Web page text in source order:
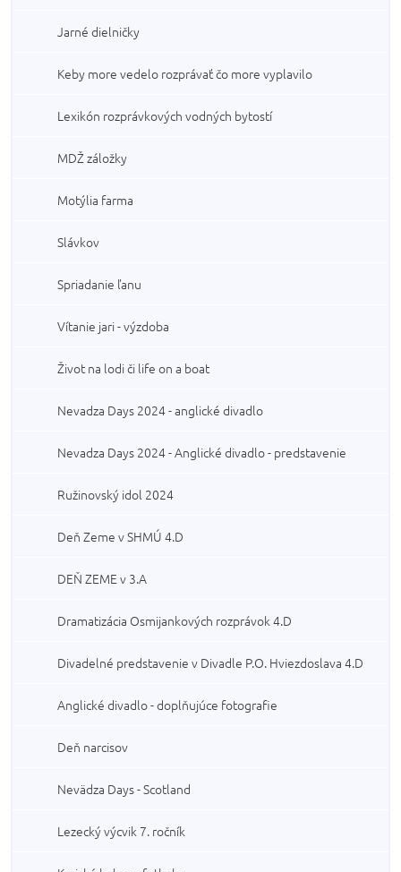
Jarné dielničky
Keby more vedelo rozprávať čo more vyplavilo
Lexikón rozprávkových vodných bytostí
MDŽ záložky
Motýlia farma
Slávkov
Spriadanie ľanu
Vítanie jari - výzdoba
Život na lodi či life on a boat
Nevadza Days 2024 - anglické divadlo
Nevadza Days 2024 - Anglické divadlo - predstavenie
Ružinovský idol 2024
Deň Zeme v SHMÚ 4.D
DEŇ ZEME v 3.A
Dramatizácia Osmijankových rozprávok 4.D
Divadelné predstavenie v Divadle P.O. Hviezdoslava 4.D
Anglické divadlo - doplňujúce fotografie
Deň narcisov
Nevädza Days - Scotland
Lezecký výcvik 7. ročník